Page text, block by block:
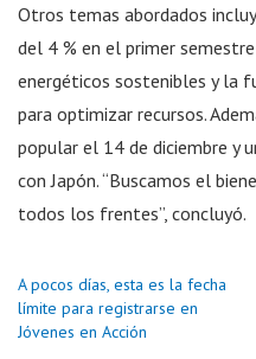
Otros temas abordados
del 4 % en el primer
energéticos sostenibles y la
para optimizar recursos.
popular el 14 de diciembre y
con Japón. “Buscamos el
todos los frentes”, concluyó.
A pocos días, esta es la fecha
límite para registrarse en
Jóvenes en Acción